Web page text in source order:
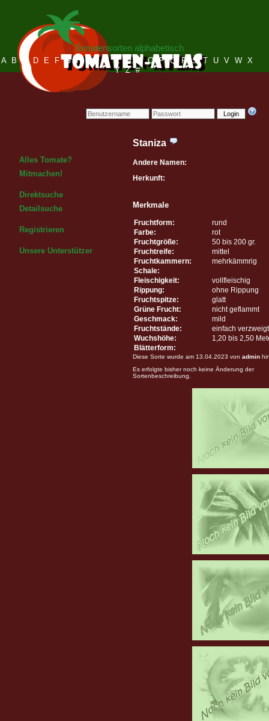
Login
Tomatensorten alphabetisch
A B C D E F G H I J K L M N O P Q R S T U V W X
Y Z #
Alles Tomate?
Mitmachen!
Direktsuche
Detailsuche
Registrieren
Unsere Unterstützer
Staniza
Andere Namen:
Herkunft:
Merkmale
Fruchtform:
rund
Farbe:
rot
Fruchtgröße:
50 bis 200 gr.
Fruchtreife:
mittel
Fruchtkammern:
mehrkämmrig
Schale:
Fleischigkeit:
vollfleischig
Rippung:
ohne Rippung
Fruchtspitze:
glatt
Grüne Frucht:
nicht geflammt
Geschmack:
mild
Fruchtstände:
einfach verzweigt
Wuchshöhe:
1,20 bis 2,50
Blätterform:
Diese Sorte wurde am 13.04.2023 von admin
Es erfolgte bisher noch keine Änderung der
Sortenbeschreibung.